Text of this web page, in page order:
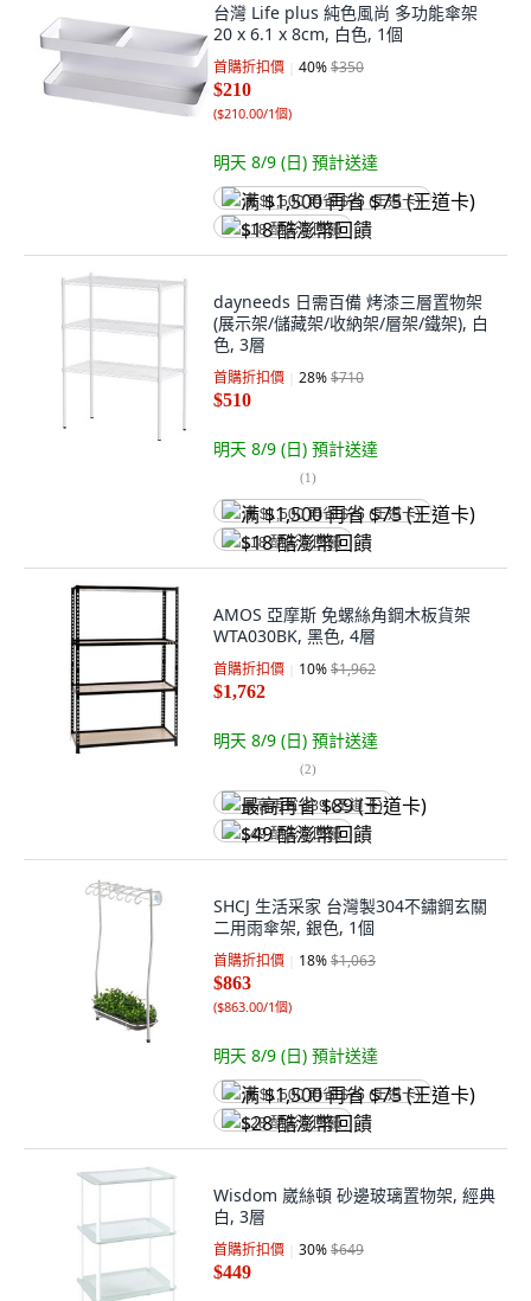
台灣 Life plus 純色風尚 多功能傘架
20 x 6.1 x 8cm, 白色, 1個
首購折扣價 40%$350
$210
($210.00/1個)
明天 8/9 (日) 預計送達
满 $1,500 再省 $75 (王道卡)
$18 酷澎幣回饋
dayneeds 日需百備 烤漆三層置物架
(展示架/儲藏架/收納架/層架/鐵架), 白
色, 3層
首購折扣價 28%$710
$510
明天 8/9 (日) 預計送達
(1)
满 $1,500 再省 $75 (王道卡)
$18 酷澎幣回饋
AMOS 亞摩斯 免螺絲角鋼木板貨架
WTA030BK, 黑色, 4層
首購折扣價 10%$1,962
$1,762
明天 8/9 (日) 預計送達
(2)
最高再省 $89 (王道卡)
$49 酷澎幣回饋
SHCJ 生活采家 台灣製304不鏽鋼玄關
二用雨傘架, 銀色, 1個
首購折扣價 18%$1,063
$863
($863.00/1個)
明天 8/9 (日) 預計送達
满 $1,500 再省 $75 (王道卡)
$28 酷澎幣回饋
Wisdom 崴絲頓 砂邊玻璃置物架, 經典
白, 3層
首購折扣價 30%$649
$449